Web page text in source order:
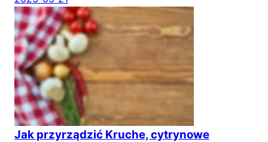
Jak przyrządzić Kruche, cytrynowe